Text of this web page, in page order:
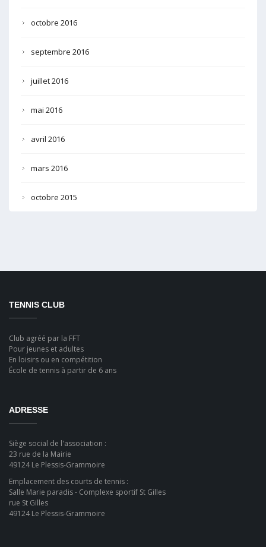
octobre 2016
septembre 2016
juillet 2016
mai 2016
avril 2016
mars 2016
octobre 2015
TENNIS CLUB
Club agréé par la FFT
Pour jeunes et adultes
En loisirs ou en compétition
École de tennis à partir de 6 ans
ADRESSE
Siège social de l'association :
23 rue de la Mairie
49124 Le Plessis-Grammoire
Emplacement des courts de tennis :
Salle Marie paradis - Complexe sportif St Gilles
rue St Gilles
49124 Le Plessis-Grammoire